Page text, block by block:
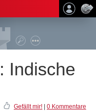
Indische
Gefällt mir! 0 Kommentare